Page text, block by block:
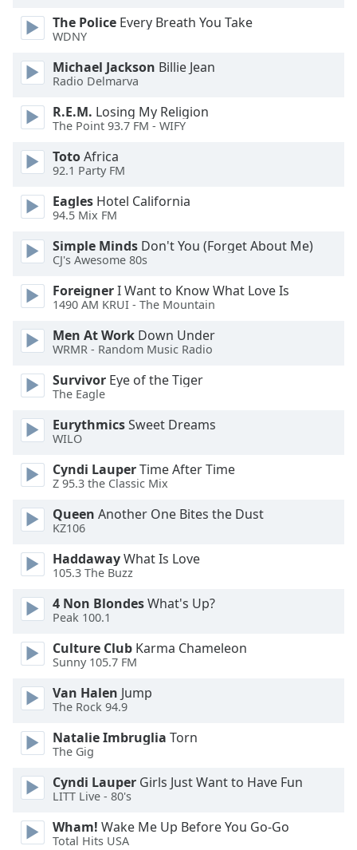
dialog
window.
Escape
and
close
window.
Text
Color
Opacity
Text
Background
Color
Opacity
Caption
Background
Color
Size
Text
Edge
Style
Font
Family
Reset
Close
Modal
The Police Every Breath You Take
WDNY
Michael Jackson Billie Jean
Radio Delmarva
R.E.M. Losing My Religion
The Point 93.7 FM - WIFY
TotoAfrica
92.1 Party FM
Eagles Hotel California
94.5 Mix FM
Simple Minds Don't You (Forget About Me)
CJ's Awesome 80s
ForeignerI Want to Know What Love Is
1490 AM KRUI - The Mountain
Men At Work Down Under
WRMR - Random Music Radio
Survivor Eye of the Tiger
The Eagle
EurythmicsSweet Dreams
WILO
Cyndi LauperTime After Time
Z 95.3 the Classic Mix
Queen Another One Bites the Dust
KZ106
HaddawayWhat Is Love
105.3 The Buzz
4 Non BlondesWhat's Up?
Peak 100.1
Culture Club Karma Chameleon
Sunny 105.7 FM
Van Halen Jump
The Rock 94.9
Natalie Imbruglia Torn
The Gig
Cyndi Lauper Girls Just Want to Have Fun
LITT Live - 80's
Wham! Wake Me Up Before You Go-Go
Total Hits USA